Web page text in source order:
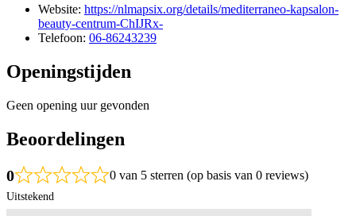
Website: https://nlmapsix.org/details/mediterraneo-kapsalon-
beauty-centrum-ChIJRx-
Telefoon: 06-86243239
Openingstijden
Geen opening uur gevonden
Beoordelingen
0 0 van 5 sterren (op basis van 0 reviews)
Uitstekend